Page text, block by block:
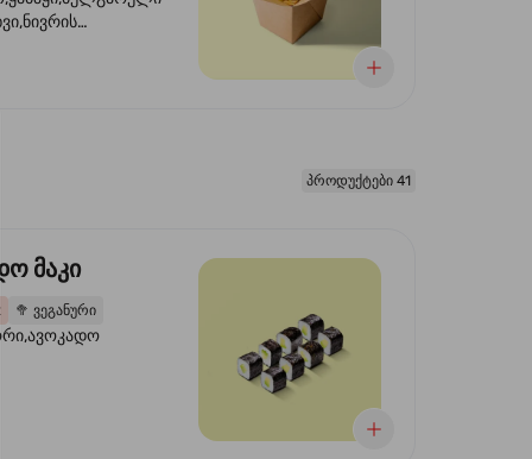
ხახვი,სეზამის
პროდუქტები 41
მაკი
2 🥦 ვეგანური